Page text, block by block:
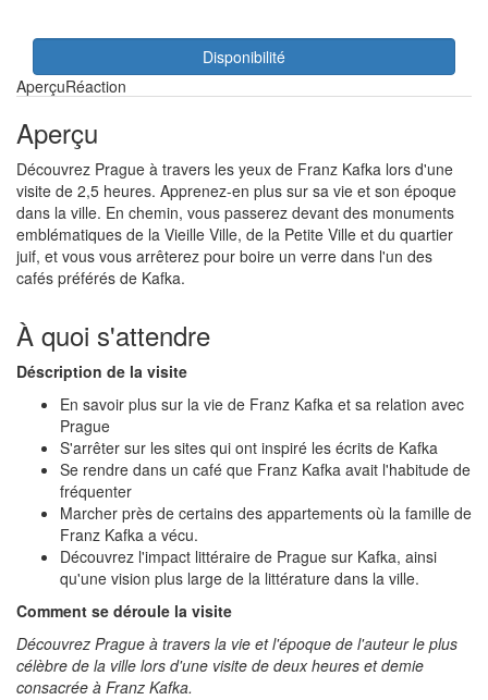
Disponibilité
AperçuRéaction
Aperçu
Découvrez Prague à travers les yeux de Franz Kafka lors d'une
visite de 2,5 heures. Apprenez-en plus sur sa vie et son époque
dans la ville. En chemin, vous passerez devant des monuments
emblématiques de la Vieille Ville, de la Petite Ville et du quartier
juif, et vous vous arrêterez pour boire un verre dans l'un des
cafés préférés de Kafka.
À quoi s'attendre
Déscription de la visite
En savoir plus sur la vie de Franz Kafka et sa relation avec
Prague
S'arrêter sur les sites qui ont inspiré les écrits de Kafka
Se rendre dans un café que Franz Kafka avait l'habitude de
fréquenter
Marcher près de certains des appartements où la famille de
Franz Kafka a vécu.
Découvrez l'impact littéraire de Prague sur Kafka, ainsi
qu'une vision plus large de la littérature dans la ville.
Comment se déroule la visite
Découvrez Prague à travers la vie et l'époque de l'auteur le plus
célèbre de la ville lors d'une visite de deux heures et demie
consacrée à Franz Kafka.